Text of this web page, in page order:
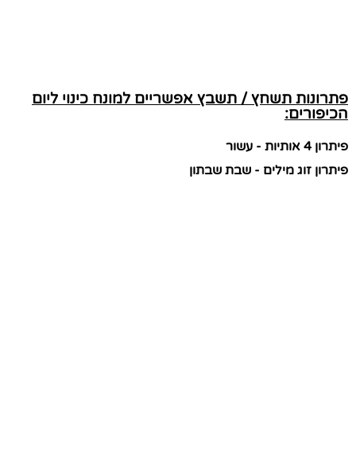
פתרונות תשחץ / תשבץ אפשריים למונח כינוי ליום
הכיפורים:
פיתרון 4 אותיות - עשור
פיתרון זוג מילים - שבת שבתון